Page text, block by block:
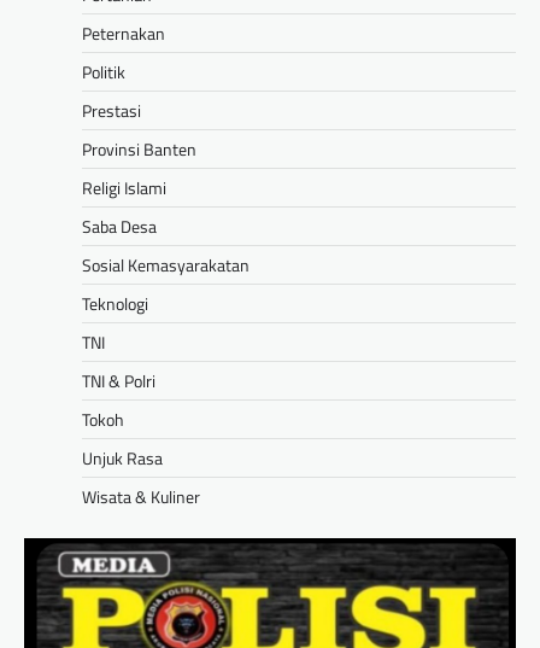
Peternakan
Politik
Prestasi
Provinsi Banten
Religi Islami
Saba Desa
Sosial Kemasyarakatan
Teknologi
TNI
TNI & Polri
Tokoh
Unjuk Rasa
Wisata & Kuliner